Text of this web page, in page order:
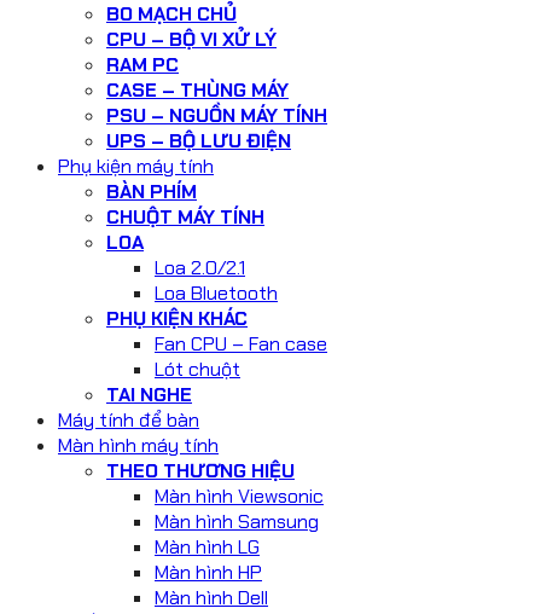
BO MẠCH CHỦ
CPU – BỘ VI XỬ LÝ
RAM PC
CASE – THÙNG MÁY
PSU – NGUỒN MÁY TÍNH
UPS – BỘ LƯU ĐIỆN
Phụ kiện máy tính
BÀN PHÍM
CHUỘT MÁY TÍNH
LOA
Loa 2.0/2.1
Loa Bluetooth
PHỤ KIỆN KHÁC
Fan CPU – Fan case
Lót chuột
TAI NGHE
Máy tính để bàn
Màn hình máy tính
THEO THƯƠNG HIỆU
Màn hình Viewsonic
Màn hình Samsung
Màn hình LG
Màn hình HP
Màn hình Dell